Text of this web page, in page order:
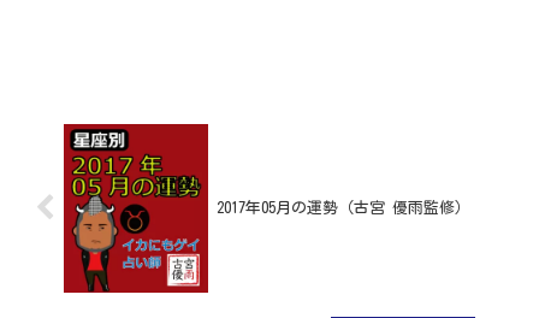
2017年05月の運勢（古宮 優雨監修）